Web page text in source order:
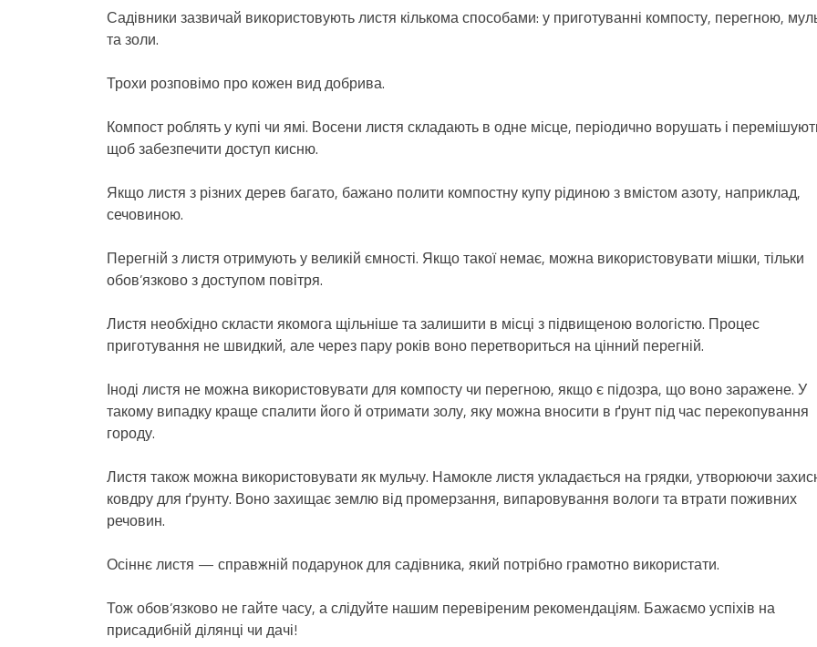
Садівники зазвичай використовують листя кількома способами: у приготуванні компосту, перегною,
та золи.
Трохи розповімо про кожен вид добрива.
Компост роблять у купі чи ямі. Восени листя складають в одне місце, періодично ворушать і
щоб забезпечити доступ кисню.
Якщо листя з різних дерев багато, бажано полити компостну купу рідиною з вмістом азоту, наприклад,
сечовиною.
Перегній з листя отримують у великій ємності. Якщо такої немає, можна використовувати мішки, тільки
обов’язково з доступом повітря.
Листя необхідно скласти якомога щільніше та залишити в місці з підвищеною вологістю. Процес
приготування не швидкий, але через пару років воно перетвориться на цінний перегній.
Іноді листя не можна використовувати для компосту чи перегною, якщо є підозра, що воно заражене. У
такому випадку краще спалити його й отримати золу, яку можна вносити в ґрунт під час перекопування
городу.
Листя також можна використовувати як мульчу. Намокле листя укладається на грядки, утворюючи
ковдру для ґрунту. Воно захищає землю від промерзання, випаровування вологи та втрати поживних
речовин.
Осіннє листя — справжній подарунок для садівника, який потрібно грамотно використати.
Тож обов’язково не гайте часу, а слідуйте нашим перевіреним рекомендаціям. Бажаємо успіхів на
присадибній ділянці чи дачі!